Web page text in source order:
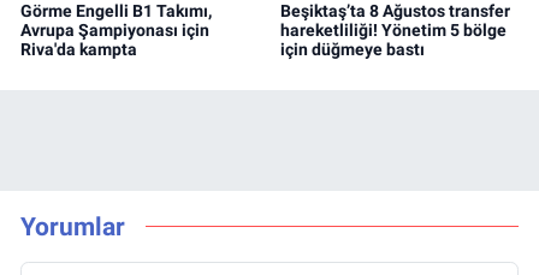
Görme Engelli B1 Takımı,
Avrupa Şampiyonası için
Riva'da kampta
Beşiktaş’ta 8 Ağustos transfer
hareketliliği! Yönetim 5 bölge
için düğmeye bastı
Yorumlar